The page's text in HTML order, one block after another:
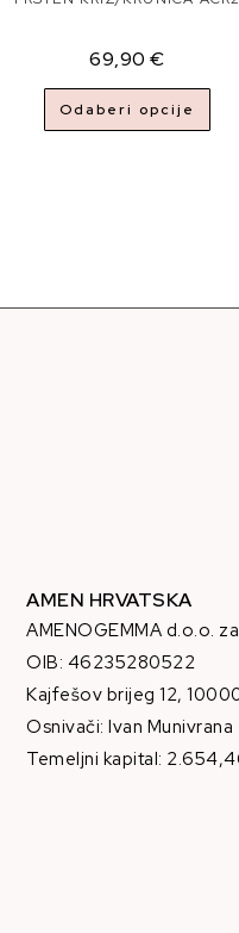
69,90€
Odaberi opcije
AMEN HRVATSKA
AMENOGEMMA d.o.o.
OIB: 46235280522
Kajfešov brijeg 12,
Osnivači: Ivan Munivrana
Temeljni kapital: